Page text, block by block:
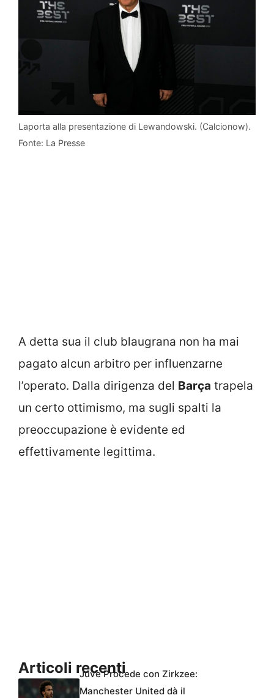
Laporta alla presentazione di Lewandowski. (Calcionow).
Fonte: La Presse
A detta sua il club blaugrana non ha mai
pagato alcun arbitro per influenzarne
l’operato. Dalla dirigenza del Barça trapela
un certo ottimismo, ma sugli spalti la
preoccupazione è evidente ed
effettivamente legittima.
Articoli recentiJuve Procede con Zirkzee:
Manchester United dà il